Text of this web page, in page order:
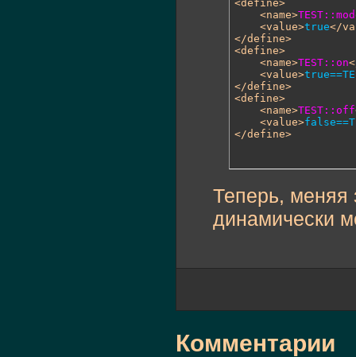
<define>
	<name>
	<value>
true</
</define>
<define>
	<name>
TEST::on
	<value>
</define>
<define>
	<name>
TEST::off
	<value>
</define>
Теперь, меняя
динамически
Комментарии